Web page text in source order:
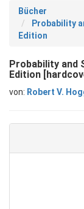
Bücher
Probability
Edition
Probability and
Edition
von: Robert V.